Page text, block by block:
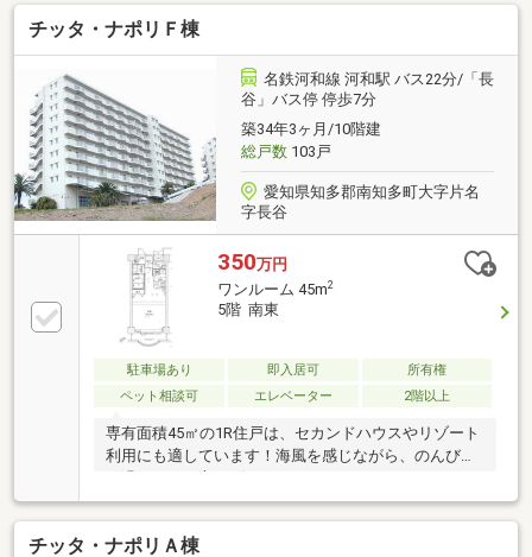
チッタ・ナポリＦ棟
名鉄河和線 河和駅 バス22分/「長
谷」バス停 停歩7分
築34年3ヶ月/10階建
総戸数103戸
愛知県知多郡南知多町大字片名
字長谷
350万円
ワンルーム 45m2
5階 南東
駐車場あり 即入居可
所有権
ペット相談可
エレベーター 2階以上
専有面積45㎡の1R住戸は、セカンドハウスやリゾート
利用にも適しています！海風を感じながら、のんびり
チッタ・ナポリＡ棟